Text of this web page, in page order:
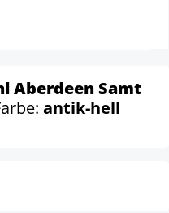
Aberdeen Samt
antik-hell